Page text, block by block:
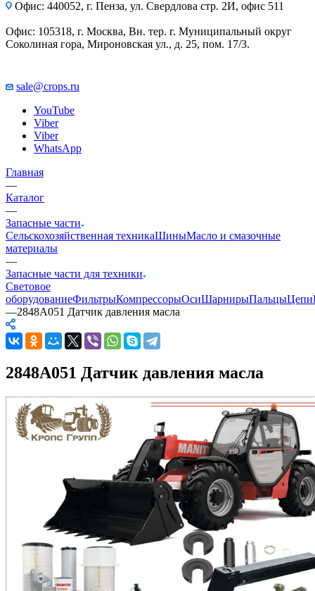
Офис: 440052, г. Пенза, ул. Свердлова стр. 2И, офис 511
Офис: 105318, г. Москва, Вн. тер. г. Муниципальный округ
Соколиная гора, Мироновская ул., д. 25, пом. 17/3.
sale@crops.ru
YouTube
Viber
Viber
WhatsApp
Главная
—
Каталог
—
Запасные части
Сельскохозяйственная техникаШиныМасло и смазочные
материалы
—
Запасные части для техники
Световое
оборудованиеФильтрыКомпрессорыОсиШарнирыПальцыЦепи
—2848A051 Датчик давления масла
2848A051 Датчик давления масла